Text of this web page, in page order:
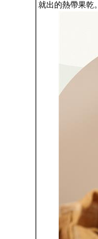
就出的熱帶果乾。